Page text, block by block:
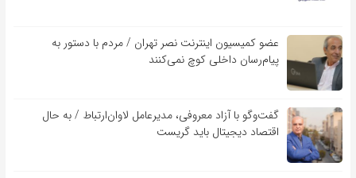
عضو کمیسیون اینترنت نصر تهران / مردم با دستور به
پیام‌رسان داخلی کوچ نمی‌کنند
گفت‌و‌گو با آزاد معروفی، مدیرعامل لاوان‌ارتباط / به حال
اقتصاد دیجیتال باید گریست